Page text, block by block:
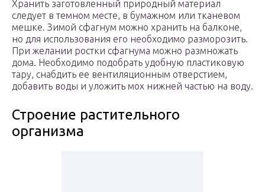
Хранить заготовленный природный материал
следует в темном месте, в бумажном или тканевом
мешке. Зимой сфагнум можно хранить на балконе,
но для использования его необходимо разморозить.
При желании ростки сфагнума можно размножать
дома. Необходимо подобрать удобную пластиковую
тару, снабдить ее вентиляционным отверстием,
добавить воды и уложить мох нижней частью на воду.
Строение растительного
организма